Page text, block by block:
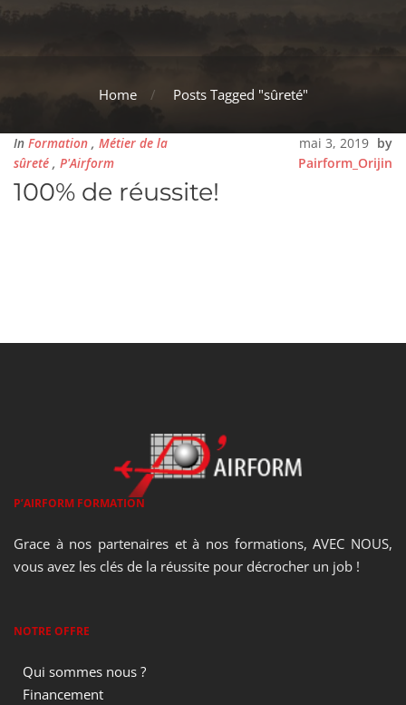
Home Posts Tagged "sûreté"
mai 3, 2019 by
Pairform_Orijin
In Formation , Métier de la
sûreté , P'Airform
100% de réussite!
P’AIRFORM FORMATION
Grace à nos partenaires et à nos formations, AVEC NOUS,
vous avez les clés de la réussite pour décrocher un job !
NOTRE OFFRE
Qui sommes nous ?
Financement